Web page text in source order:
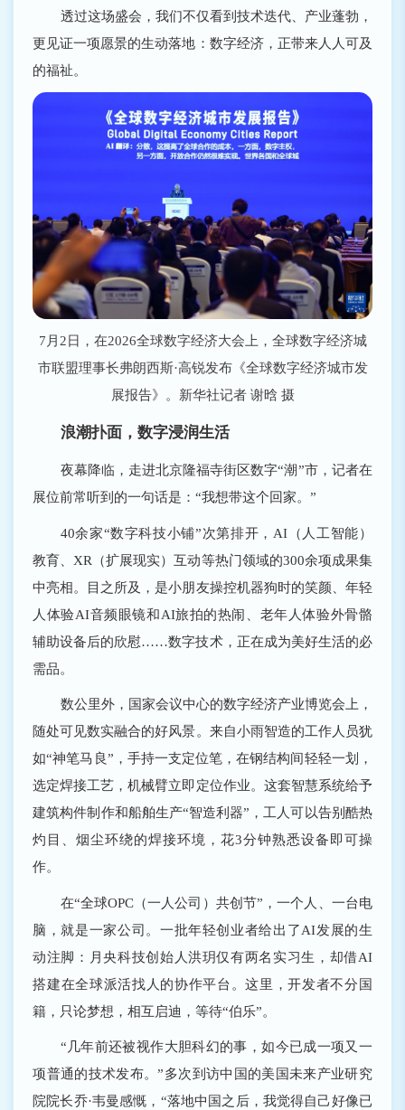
透过这场盛会，我们不仅看到技术迭代、产业蓬勃，
更见证一项愿景的生动落地：数字经济，正带来人人可及
的福祉。
7月2日，在2026全球数字经济大会上，全球数字经济城
市联盟理事长弗朗西斯·高锐发布《全球数字经济城市发
展报告》。新华社记者 谢晗 摄
浪潮扑面，数字浸润生活
夜幕降临，走进北京隆福寺街区数字“潮”市，记者在
展位前常听到的一句话是：“我想带这个回家。”
40余家“数字科技小铺”次第排开，AI（人工智能）
教育、XR（扩展现实）互动等热门领域的300余项成果集
中亮相。目之所及，是小朋友操控机器狗时的笑颜、年轻
人体验AI音频眼镜和AI旅拍的热闹、老年人体验外骨骼
辅助设备后的欣慰……数字技术，正在成为美好生活的必
需品。
数公里外，国家会议中心的数字经济产业博览会上，
随处可见数实融合的好风景。来自小雨智造的工作人员犹
如“神笔马良”，手持一支定位笔，在钢结构间轻轻一划，
选定焊接工艺，机械臂立即定位作业。这套智慧系统给予
建筑构件制作和船舶生产“智造利器”，工人可以告别酷热
灼目、烟尘环绕的焊接环境，花3分钟熟悉设备即可操
作。
在“全球OPC（一人公司）共创节”，一个人、一台电
脑，就是一家公司。一批年轻创业者给出了AI发展的生
动注脚：月央科技创始人洪玥仅有两名实习生，却借AI
搭建在全球派活找人的协作平台。这里，开发者不分国
籍，只论梦想，相互启迪，等待“伯乐”。
“几年前还被视作大胆科幻的事，如今已成一项又一
项普通的技术发布。”多次到访中国的美国未来产业研究
院院长乔·韦曼感慨，“落地中国之后，我觉得自己好像已